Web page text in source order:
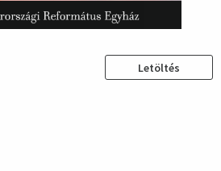
Letöltés